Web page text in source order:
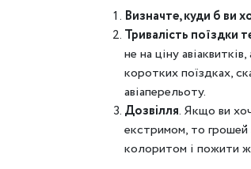
Визначте, куди б ви
Тривалість поїздки
не на ціну
коротких поїздках,
авіаперельоту.
Дозвілля. Якщо ви
екстримом, то грошей
колоритом і пожити